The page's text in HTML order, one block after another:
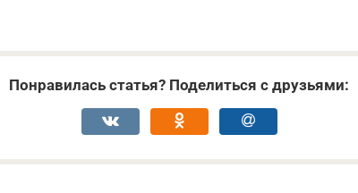
Понравилась статья? Поделиться с друзьями: